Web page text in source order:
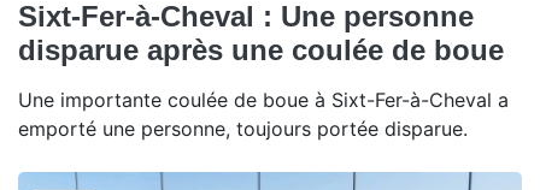
Sixt-Fer-à-Cheval : Une personne
disparue après une coulée de boue
Une importante coulée de boue à Sixt-Fer-à-Cheval a
emporté une personne, toujours portée disparue.